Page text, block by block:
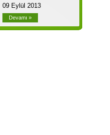
09 Eylül 2013
Devamı »